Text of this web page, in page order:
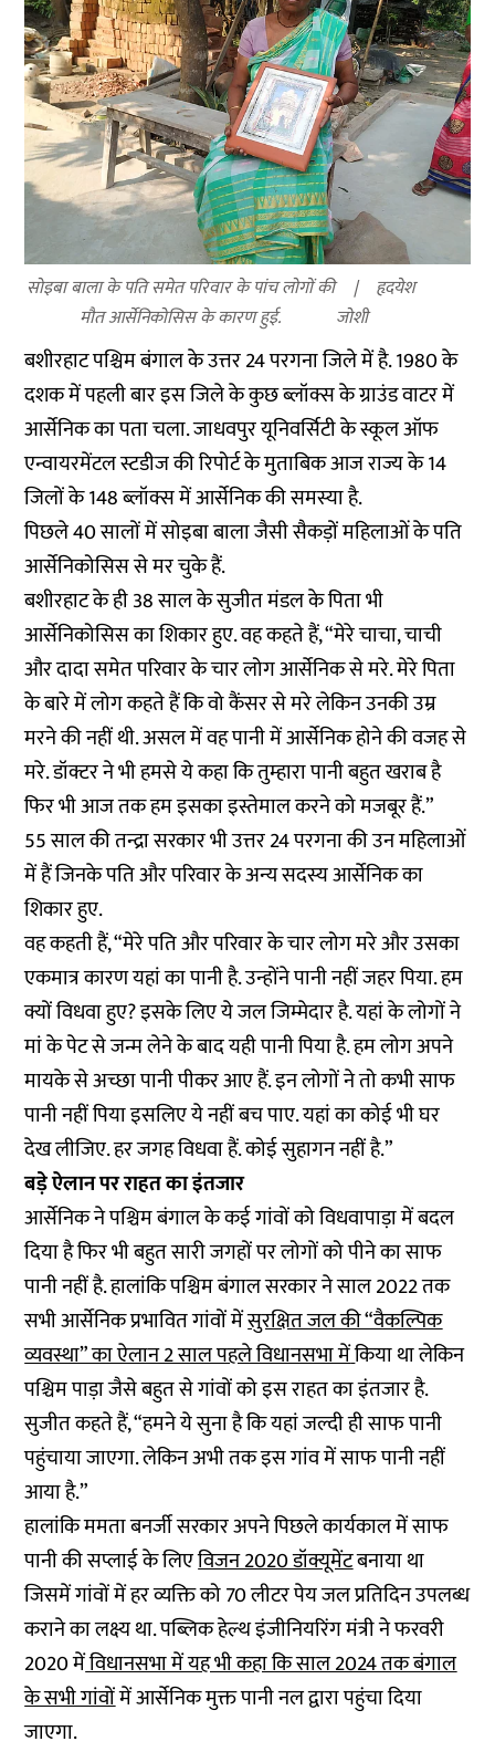
सोइबा बाला के पति समेत परिवार के पांच लोगों की
मौत आर्सेनिकोसिस के कारण हुई.
हृदयेश
जोशी
बशीरहाट पश्चिम बंगाल के उत्तर 24 परगना जिले में है. 1980 के
दशक में पहली बार इस जिले के कुछ ब्लॉक्स के ग्राउंड वाटर में
आर्सेनिक का पता चला. जाधवपुर यूनिवर्सिटी के स्कूल ऑफ
एन्वायरमेंटल स्टडीज की रिपोर्ट के मुताबिक आज राज्य के 14
जिलों के 148 ब्लॉक्स में आर्सेनिक की समस्या है.
पिछले 40 सालों में सोइबा बाला जैसी सैकड़ों महिलाओं के पति
आर्सेनिकोसिस से मर चुके हैं.
बशीरहाट के ही 38 साल के सुजीत मंडल के पिता भी
आर्सेनिकोसिस का शिकार हुए. वह कहते हैं, “मेरे चाचा, चाची
और दादा समेत परिवार के चार लोग आर्सेनिक से मरे. मेरे पिता
के बारे में लोग कहते हैं कि वो कैंसर से मरे लेकिन उनकी उम्र
मरने की नहीं थी. असल में वह पानी में आर्सेनिक होने की वजह से
मरे. डॉक्टर ने भी हमसे ये कहा कि तुम्हारा पानी बहुत खराब है
फिर भी आज तक हम इसका इस्तेमाल करने को मजबूर हैं.”
55 साल कीतन्द्रा सरकार भी उत्तर 24 परगना की उन महिलाओं
में हैं जिनके पति और परिवार के अन्य सदस्य आर्सेनिक का
शिकार हुए.
वह कहती हैं, “मेरे पति और परिवार के चार लोग मरे और उसका
एकमात्र कारण यहां का पानी है. उन्होंने पानी नहीं जहर पिया. हम
क्यों विधवा हुए? इसके लिए ये जल जिम्मेदार है. यहां के लोगों ने
मां के पेट से जन्म लेने के बाद यही पानी पिया है. हम लोग अपने
मायके से अच्छा पानी पीकर आए हैं. इन लोगों ने तो कभी साफ
पानी नहीं पिया इसलिए ये नहीं बच पाए. यहां का कोई भी घर
देख लीजिए. हर जगह विधवा हैं. कोई सुहागन नहीं है.”
बड़े ऐलान पर राहत का इंतजार
आर्सेनिक ने पश्चिम बंगाल के कई गांवों को विधवापाड़ा में बदल
दिया है फिर भी बहुत सारी जगहों पर लोगों को पीने का साफ
पानी नहीं है. हालांकि पश्चिम बंगाल सरकार ने साल 2022 तक
सभी आर्सेनिक प्रभावित गांवों मेंसुरक्षित जल की “वैकल्पिक
व्यवस्था” का ऐलान 2 साल पहले विधानसभा मेंकिया था लेकिन
पश्चिम पाड़ा जैसे बहुत से गांवों को इस राहत का इंतजार है.
सुजीत कहते हैं, “हमने ये सुना है कि यहां जल्दी ही साफ पानी
पहुंचाया जाएगा. लेकिन अभी तक इस गांव में साफ पानी नहीं
आया है.”
हालांकि ममता बनर्जी सरकार अपने पिछले कार्यकाल में साफ
पानी की सप्लाई के लिएविजन 2020 डॉक्यूमेंटबनाया था
जिसमें गांवों में हर व्यक्ति को 70 लीटर पेय जल प्रतिदिन उपलब्ध
कराने का लक्ष्य था. पब्लिक हेल्थ इंजीनियरिंग मंत्री ने फरवरी
2020 मेंविधानसभा में यह भी कहा कि साल 2024 तक बंगाल
के सभी गांवोंमें आर्सेनिक मुक्त पानी नल द्वारा पहुंचा दिया
जाएगा.